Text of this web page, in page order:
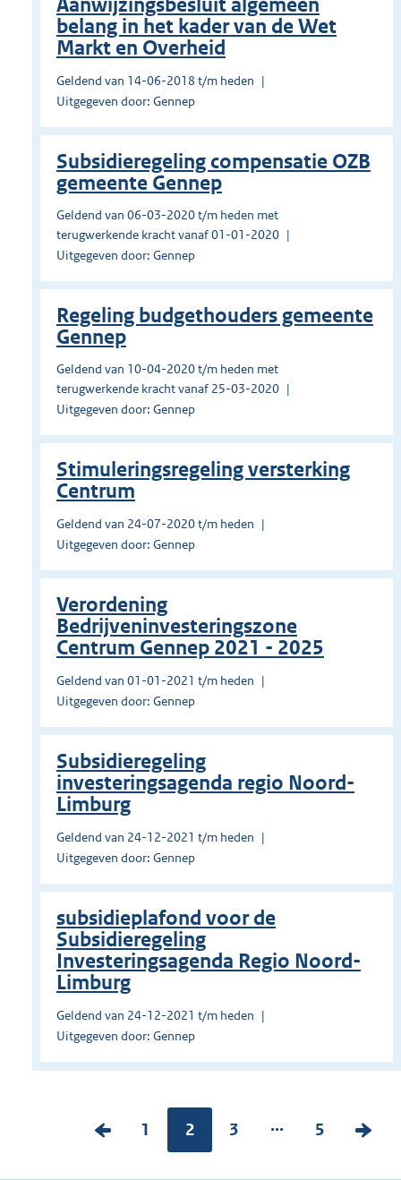
Aanwijzingsbesluit algemeen
belang in het kader van de Wet
Markt en Overheid
Geldend van 14-06-2018 t/m heden
Uitgegeven door: Gennep
Subsidieregeling compensatie OZB
gemeente Gennep
Geldend van 06-03-2020 t/m heden met
terugwerkende kracht vanaf 01-01-2020
Uitgegeven door: Gennep
Regeling budgethouders gemeente
Gennep
Geldend van 10-04-2020 t/m heden met
terugwerkende kracht vanaf 25-03-2020
Uitgegeven door: Gennep
Stimuleringsregeling versterking
Centrum
Geldend van 24-07-2020 t/m heden
Uitgegeven door: Gennep
Verordening
Bedrijveninvesteringszone
Centrum Gennep 2021 - 2025
Geldend van 01-01-2021 t/m heden
Uitgegeven door: Gennep
Subsidieregeling
investeringsagenda regio Noord-
Limburg
Geldend van 24-12-2021 t/m heden
Uitgegeven door: Gennep
subsidieplafond voor de
Subsidieregeling
Investeringsagenda Regio Noord-
Limburg
Geldend van 24-12-2021 t/m heden
Uitgegeven door: Gennep
V
P
1 Pagina:
2
P
3 ...
P
5
V